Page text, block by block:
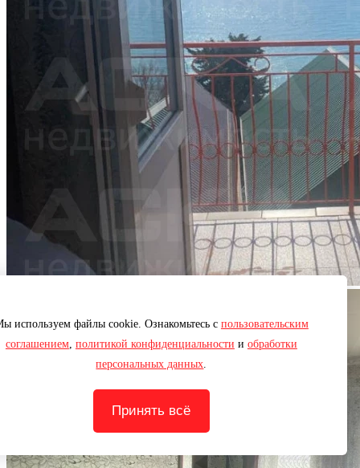
используем файлы cookie. Ознакомьтесь с пользовательским
соглашением, политикой конфиденциальности и обработки
персональных данных
Принять всё